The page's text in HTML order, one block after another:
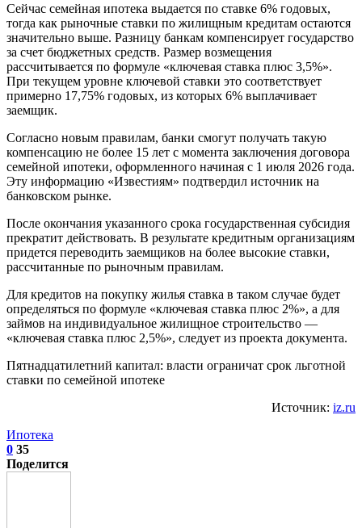
Сейчас семейная ипотека выдается по ставке 6% годовых,
тогда как рыночные ставки по жилищным кредитам остаются
значительно выше. Разницу банкам компенсирует государство
за счет бюджетных средств. Размер возмещения
рассчитывается по формуле «ключевая ставка плюс 3,5%».
При текущем уровне ключевой ставки это соответствует
примерно 17,75% годовых, из которых 6% выплачивает
заемщик.
Согласно новым правилам, банки смогут получать такую
компенсацию не более 15 лет с момента заключения договора
семейной ипотеки, оформленного начиная с 1 июля 2026 года.
Эту информацию «Известиям» подтвердил источник на
банковском рынке.
После окончания указанного срока государственная субсидия
прекратит действовать. В результате кредитным организациям
придется переводить заемщиков на более высокие ставки,
рассчитанные по рыночным правилам.
Для кредитов на покупку жилья ставка в таком случае будет
определяться по формуле «ключевая ставка плюс 2%», а для
займов на индивидуальное жилищное строительство —
«ключевая ставка плюс 2,5%», следует из проекта документа.
Пятнадцатилетний капитал: власти ограничат срок льготной
ставки по семейной ипотеке
Источник: iz.ru
Ипотека
0 35
Поделится